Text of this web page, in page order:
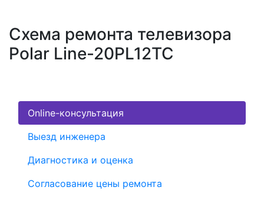
Схема ремонта телевизора
Polar Line-20PL12TC
Online-консультация
Выезд инженера
Диагностика и оценка
Согласование цены ремонта